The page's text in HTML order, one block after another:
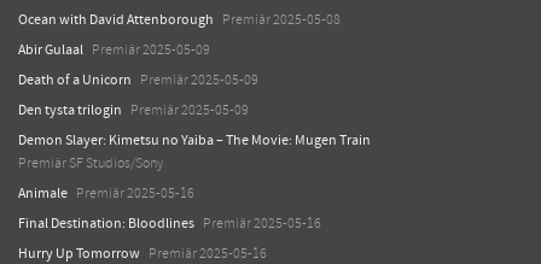
Ocean with David Attenborough Premiär 2025-05-08
Abir Gulaal Premiär 2025-05-09
Death of a Unicorn Premiär 2025-05-09
Den tysta trilogin Premiär 2025-05-09
Demon Slayer: Kimetsu no Yaiba – The Movie: Mugen Train
Premiär SF Studios/Sony
Animale Premiär 2025-05-16
Final Destination: Bloodlines Premiär 2025-05-16
Hurry Up Tomorrow Premiär 2025-05-16